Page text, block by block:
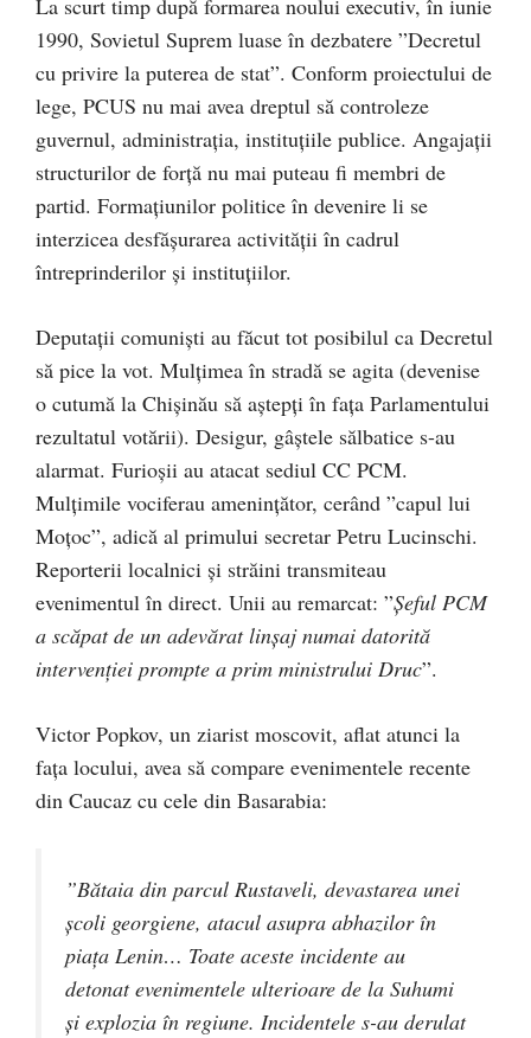
La scurt timp după formarea noului executiv, în iunie
1990, Sovietul Suprem luase în dezbatere ”Decretul
cu privire la puterea de stat”. Conform proiectului de
lege, PCUS nu mai avea dreptul să controleze
guvernul, administrația, instituțiile publice. Angajații
structurilor de forță nu mai puteau fi membri de
partid. Formațiunilor politice în devenire li se
interzicea desfășurarea activității în cadrul
întreprinderilor și instituțiilor.
Deputații comuniști au făcut tot posibilul ca Decretul
să pice la vot. Mulțimea în stradă se agita (devenise
o cutumă la Chișinău să aștepți în fața Parlamentului
rezultatul votării). Desigur, gâștele sălbatice s-au
alarmat. Furioșii au atacat sediul CC PCM.
Mulțimile vociferau amenințător, cerând ”capul lui
Moțoc”, adică al primului secretar Petru Lucinschi.
Reporterii localnici și străini transmiteau
evenimentul în direct. Unii au remarcat: ”Șeful PCM
a scăpat de un adevărat linșaj numai datorită
intervenției prompte a prim ministrului Druc”.
Victor Popkov, un ziarist moscovit, aflat atunci la
fața locului, avea să compare evenimentele recente
din Caucaz cu cele din Basarabia:
”Bătaia din parcul Rustaveli, devastarea unei
școli georgiene, atacul asupra abhazilor în
piața Lenin… Toate aceste incidente au
detonat evenimentele ulterioare de la Suhumi
și explozia în regiune. Incidentele s-au derulat